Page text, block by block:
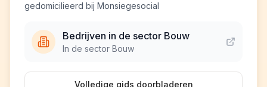
gedomicilieerd bij Monsiegesocial
Bedrijven in de sector Bouw
In de sector Bouw
Volledige gids doorbladeren